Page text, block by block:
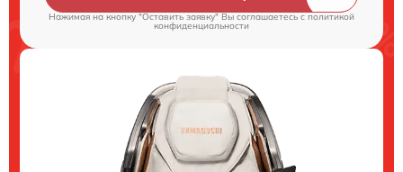
Нажимая на кнопку "Оставить заявку" Вы соглашаетесь cполитикой
конфиденциальности